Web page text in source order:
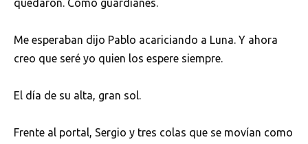
quedaron. Como guardianes.
Me esperaban dijo Pablo acariciando a Luna. Y ahora
creo que seré yo quien los espere siempre.
El día de su alta, gran sol.
Frente al portal, Sergio y tres colas que se movían como